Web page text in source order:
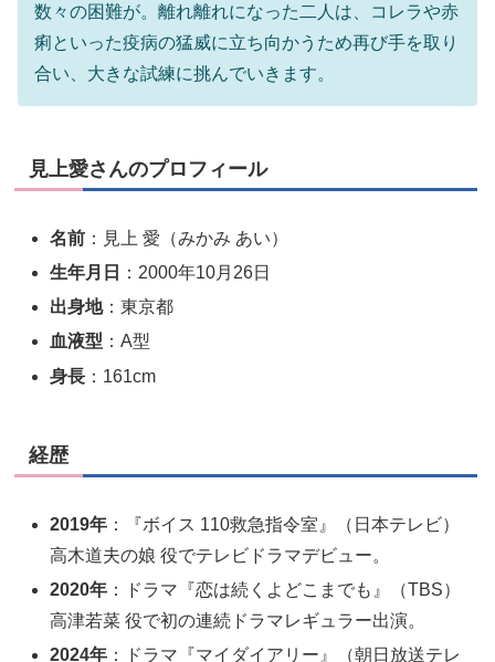
数々の困難が。離れ離れになった二人は、コレラや赤
痢といった疫病の猛威に立ち向かうため再び手を取り
合い、大きな試練に挑んでいきます。
見上愛さんのプロフィール
名前 ：見上 愛（みかみ あい）
生年月日
：2000年10月26日
出身地：東京都
血液型 ：A型
身長 ：161cm
経歴
2019年 ：『ボイス 110救急指令室』（日本テレビ）
高木道夫の娘 役でテレビドラマデビュー。
2020年 ：ドラマ『恋は続くよどこまでも』（TBS）
高津若菜 役で初の連続ドラマレギュラー出演。
2024年 ：ドラマ『マイダイアリー』（朝日放送テレ